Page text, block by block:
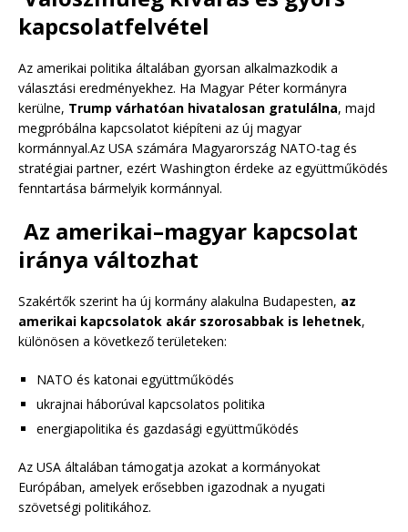
kapcsolatfelvétel
Az amerikai politika általában gyorsan alkalmazkodik a
választási eredményekhez. Ha Magyar Péter kormányra
kerülne, Trump várhatóan hivatalosan gratulálna, majd
megpróbálna kapcsolatot kiépíteni az új magyar
kormánnyal.Az USA számára Magyarország NATO-tag és
stratégiai partner, ezért Washington érdeke az együttműködés
fenntartása bármelyik kormánnyal.
Az amerikai–magyar kapcsolat
iránya változhat
Szakértők szerint ha új kormány alakulna Budapesten, az
amerikai kapcsolatok akár szorosabbak is lehetnek,
különösen a következő területeken:
NATO és katonai együttműködés
ukrajnai háborúval kapcsolatos politika
energiapolitika és gazdasági együttműködés
Az USA általában támogatja azokat a kormányokat
Európában, amelyek erősebben igazodnak a nyugati
szövetségi politikához.